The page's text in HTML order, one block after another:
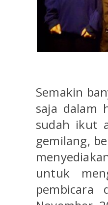
Semakin
saja dalam
sudah ikut
gemilang,
untuk
pembicara